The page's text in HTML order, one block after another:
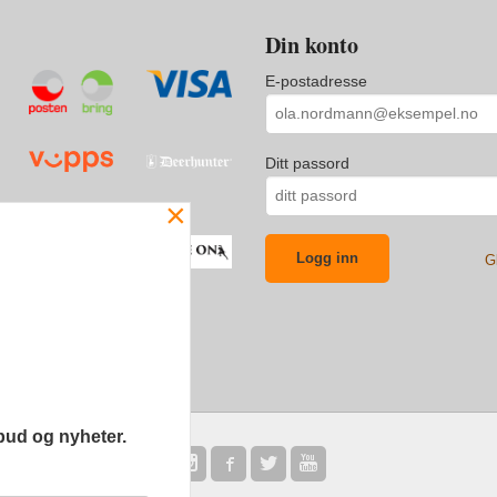
Din konto
E-postadresse
Ditt passord
×
og nyheter.